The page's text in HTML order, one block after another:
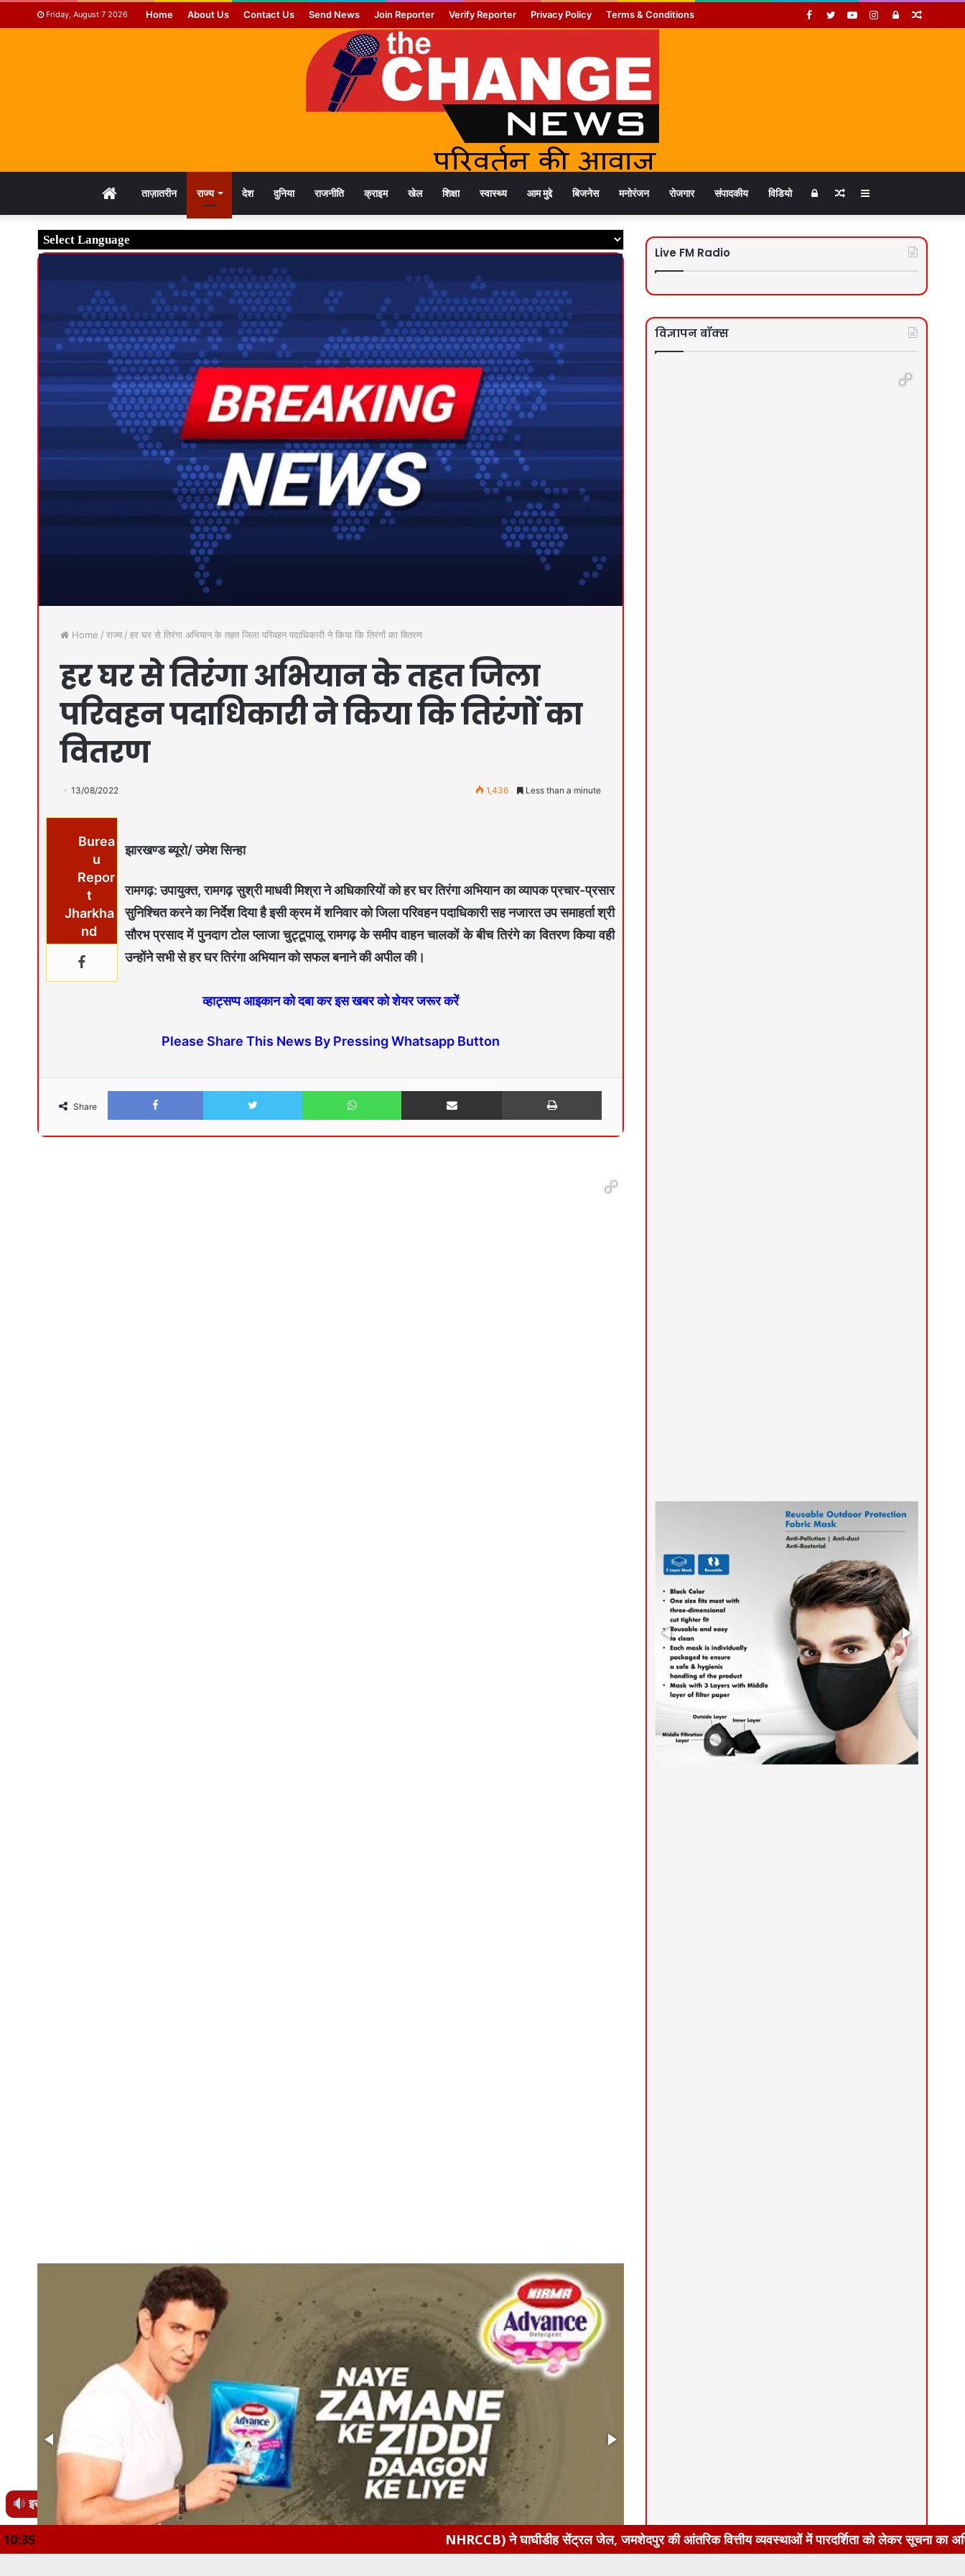
Friday, August 7 2026 Home About Us Contact Us Send News Join Reporter Verify Reporter Privacy Policy Terms & Conditions Random
Log
Instagram
YouTube
Twitter
Facebook
HOMEताज़ातरीन राज्य देश दुनिया राजनीति क्राइम खेल शिक्षा स्वास्थ्य आम मुद्दे बिजनेस मनोरंजन रोजगार संपादकीय विडियो Sidebar
Random
Article
Log
In
Home / राज्य / हर घर से तिरंगा अभियान के तहत जिला परिवहन पदाधिकारी ने किया कि तिरंगों का वितरण
हर घर से तिरंगा अभियान के तहत जिला
परिवहन पदाधिकारी ने किया कि तिरंगों का
वितरण
13/08/2022 1,436 Less than a minute
इस खबर को सुनें
Burea
u
Repor
t
Jharkha
nd
झारखण्ड ब्यूरो/ उमेश सिन्हा
रामगढ़: उपायुक्त, रामगढ़ सुश्री माधवी मिश्रा ने अधिकारियों को हर घर तिरंगा अभियान का व्यापक प्रचार-प्रसार
सुनिश्चित करने का निर्देश दिया है इसी क्रम में शनिवार को जिला परिवहन पदाधिकारी सह नजारत उप समाहर्ता श्री
सौरभ प्रसाद में पुनदाग टोल प्लाजा चुट्टूपालू रामगढ़ के समीप वाहन चालकों के बीच तिरंगे का वितरण किया वही
उन्होंने सभी से हर घर तिरंगा अभियान को सफल बनाने की अपील की।
व्हाट्सप्प आइकान को दबा कर इस खबर को शेयर जरूर करें
Please Share This News By Pressing Whatsapp Button
Share
Facebook Twitter WhatsApp Share via Email Print
Live FM Radio
विज्ञापन बॉक्स
NHRCCB) ने घाघीडीह सेंट्रल जेल, जमशेदपुर की आंतरिक वित्तीय व्यवस्थाओं में पारदर्शिता को लेकर सूचना का अधिकार अधिनियम,
10:35